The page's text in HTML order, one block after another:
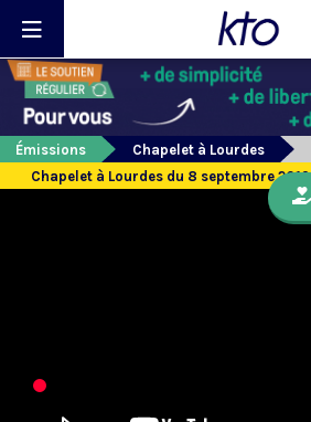
Émissions
Chapelet à Lourdes
Chapelet à Lourdes du 8 septembre 2019